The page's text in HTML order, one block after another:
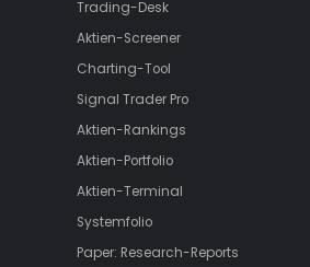
Trading-Desk
Aktien-Screener
Charting-Tool
Signal Trader Pro
Aktien-Rankings
Aktien-Portfolio
Aktien-Terminal
Systemfolio
Paper: Research-Reports